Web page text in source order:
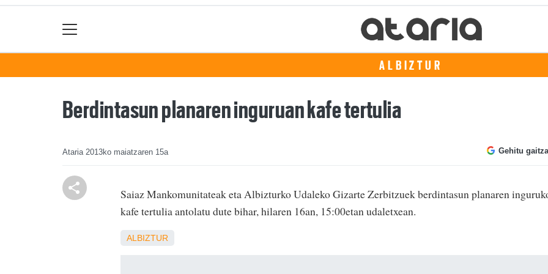
ALBIZTUR
Berdintasun planaren inguruan kafe tertulia
Ataria 2013ko maiatzaren 15a Gehitu
Saiaz Mankomunitateak eta Albizturko Udaleko Gizarte Zerbitzuek berdintasun planaren
kafe tertulia antolatu dute bihar, hilaren 16an, 15:00etan udaletxean.
ALBIZTUR